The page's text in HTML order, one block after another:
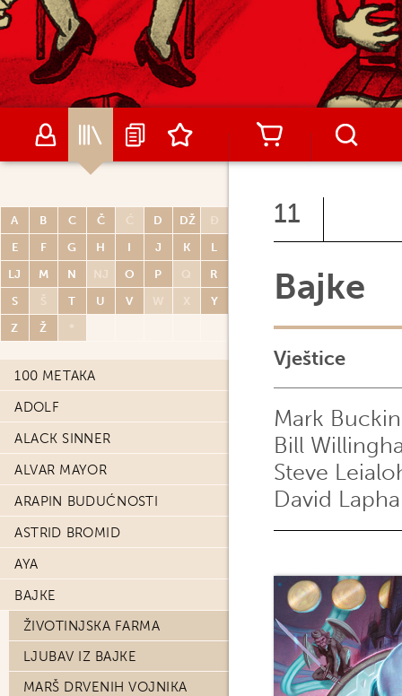
A B C Č Ć D DŽ
Đ
E
F G H I J K
L
LJ
M N NJ O P Q
R
S
Š T U V W X
Y
Z
Ž *
100 METAKA
ADOLF
ALACK SINNER
ALVAR MAYOR
ARAPIN BUDUĆNOSTI
ASTRID BROMID
AYA
BAJKE
ŽIVOTINJSKA FARMA
LJUBAV IZ BAJKE
MARŠ DRVENIH VOJNIKA
11
Bajke
Vještice
Mark
Bill
Steve
David